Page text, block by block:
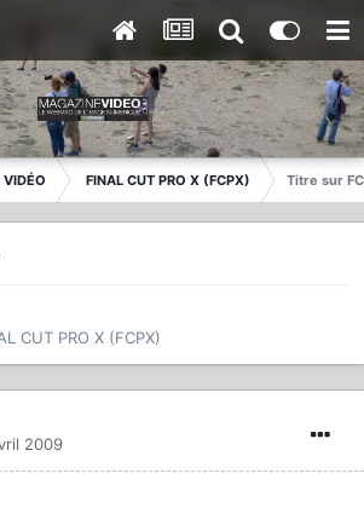
VIDÉO FINAL CUT PRO X (FCPX) Titre sur
CUT PRO X (FCPX)
2009